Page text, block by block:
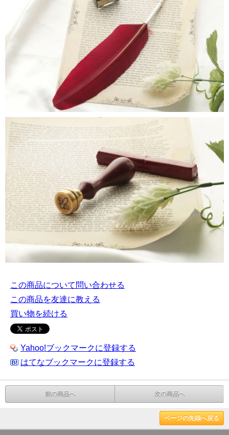
この商品について問い合わせる
この商品を友達に教える
買い物を続ける
Yahoo!ブックマークに登録する
はてなブックマークに登録する
前の商品へ 次の商品へ
ページの先頭へ戻る